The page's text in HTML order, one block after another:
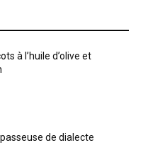
à l’huile d’olive et
de dialecte